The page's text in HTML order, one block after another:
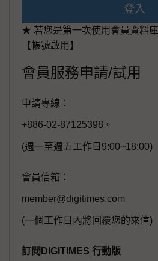
登入
★ 若您是第一次使用會員資料
【帳號啟用】
會員服務申請/試用
申請專線：
+886-02-87125398。
(週一至週五工作日9:00~18:00)
會員信箱：
member@digitimes.com
(一個工作日內將回覆您的來信)
訂閱DIGITIMES 行動版